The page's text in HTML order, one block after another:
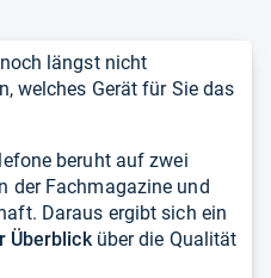
lassen
sich
mit
längst nicht
welches Gerät für Sie das
beruht auf zwei
der Fachmagazine und
Daraus ergibt sich ein
Überblicküber die Qualität